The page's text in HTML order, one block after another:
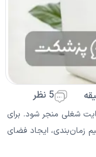
5 نظر
شغلی منجر شود. برای
زمان‌بندی، ایجاد فضای